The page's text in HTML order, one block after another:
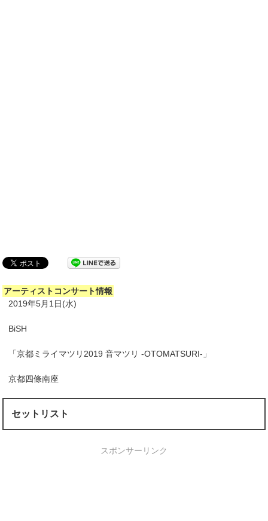
アーティストコンサート情報
2019年5月1日(水)
BiSH
「京都ミライマツリ2019 音マツリ -OTOMATSURI-」
京都四條南座
セットリスト
スポンサーリンク